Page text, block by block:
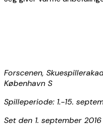
Forscenen,
København S
Spilleperiode: 1.-15.
Set den 1. september 2016